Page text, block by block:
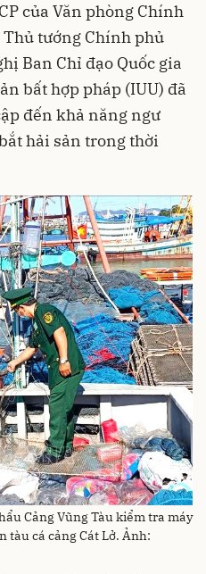
của Văn phòng Chính
Thủ tướng Chính phủ
Ban Chỉ đạo Quốc gia
bất hợp pháp (IUU) đã
đến khả năng ngư
hải sản trong thời
Cảng Vũng Tàu kiểm tra máy
cá cảng Cát Lở. Ảnh: